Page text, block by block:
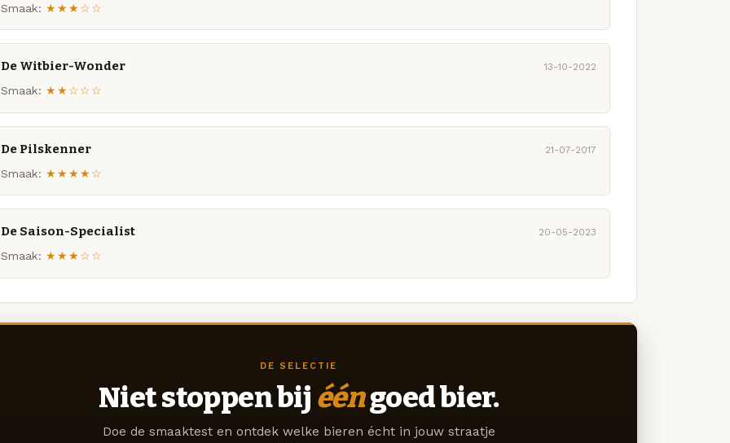
Smaak: ★★★☆☆
De Witbier-Wonder 13-10-2022
Smaak: ★★☆☆☆
De Pilskenner 21-07-2017
Smaak: ★★★★☆
De Saison-Specialist 20-05-2023
Smaak: ★★★☆☆
DE SELECTIE
Niet stoppen bij ééngoed bier.
Doe de smaaktest en ontdek welke bieren écht in jouw straatje